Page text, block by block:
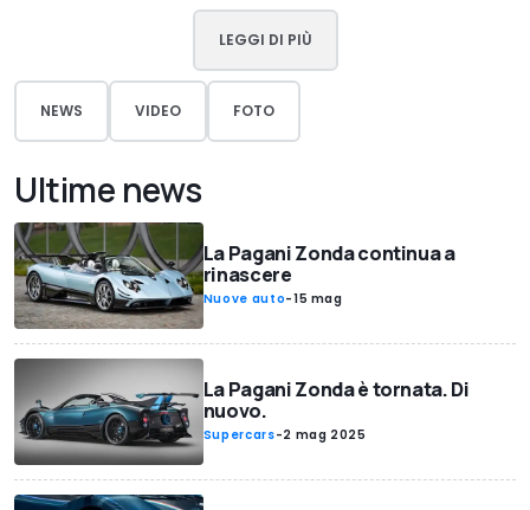
LEGGI DI PIÙ
NEWS VIDEO FOTO
Ultime news
La Pagani Zonda continua a
rinascere
Nuove auto-15 mag
La Pagani Zonda è tornata. Di
nuovo.
Supercars-2 mag 2025